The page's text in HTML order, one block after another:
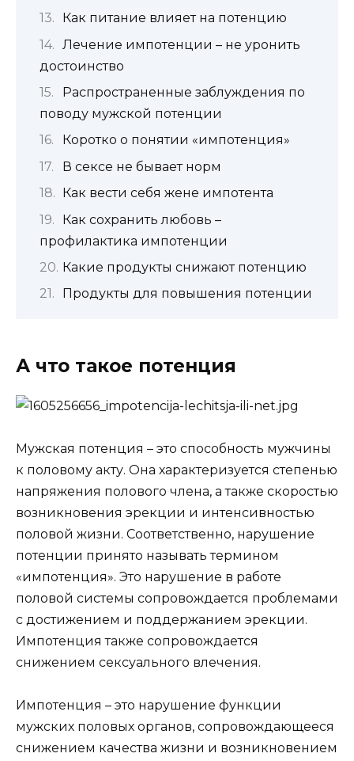
Как питание влияет на потенцию
Лечение импотенции – не уронить
достоинство
Распространенные заблуждения по
поводу мужской потенции
Коротко о понятии «импотенция»
В сексе не бывает норм
Как вести себя жене импотента
Как сохранить любовь –
профилактика импотенции
Какие продукты снижают потенцию
Продукты для повышения потенции
А что такое потенция
Мужская потенция – это способность мужчины
к половому акту. Она характеризуется степенью
напряжения полового члена, а также скоростью
возникновения эрекции и интенсивностью
половой жизни. Соответственно, нарушение
потенции принято называть термином
«импотенция». Это нарушение в работе
половой системы сопровождается проблемами
с достижением и поддержанием эрекции.
Импотенция также сопровождается
снижением сексуального влечения.
Импотенция – это нарушение функции
мужских половых органов, сопровождающееся
снижением качества жизни и возникновением